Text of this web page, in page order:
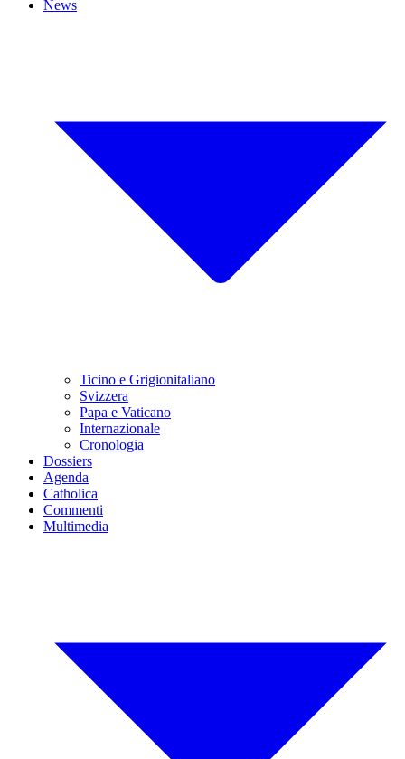
News
Ticino e Grigionitaliano
Svizzera
Papa e Vaticano
Internazionale
Cronologia
Dossiers
Agenda
Catholica
Commenti
Multimedia